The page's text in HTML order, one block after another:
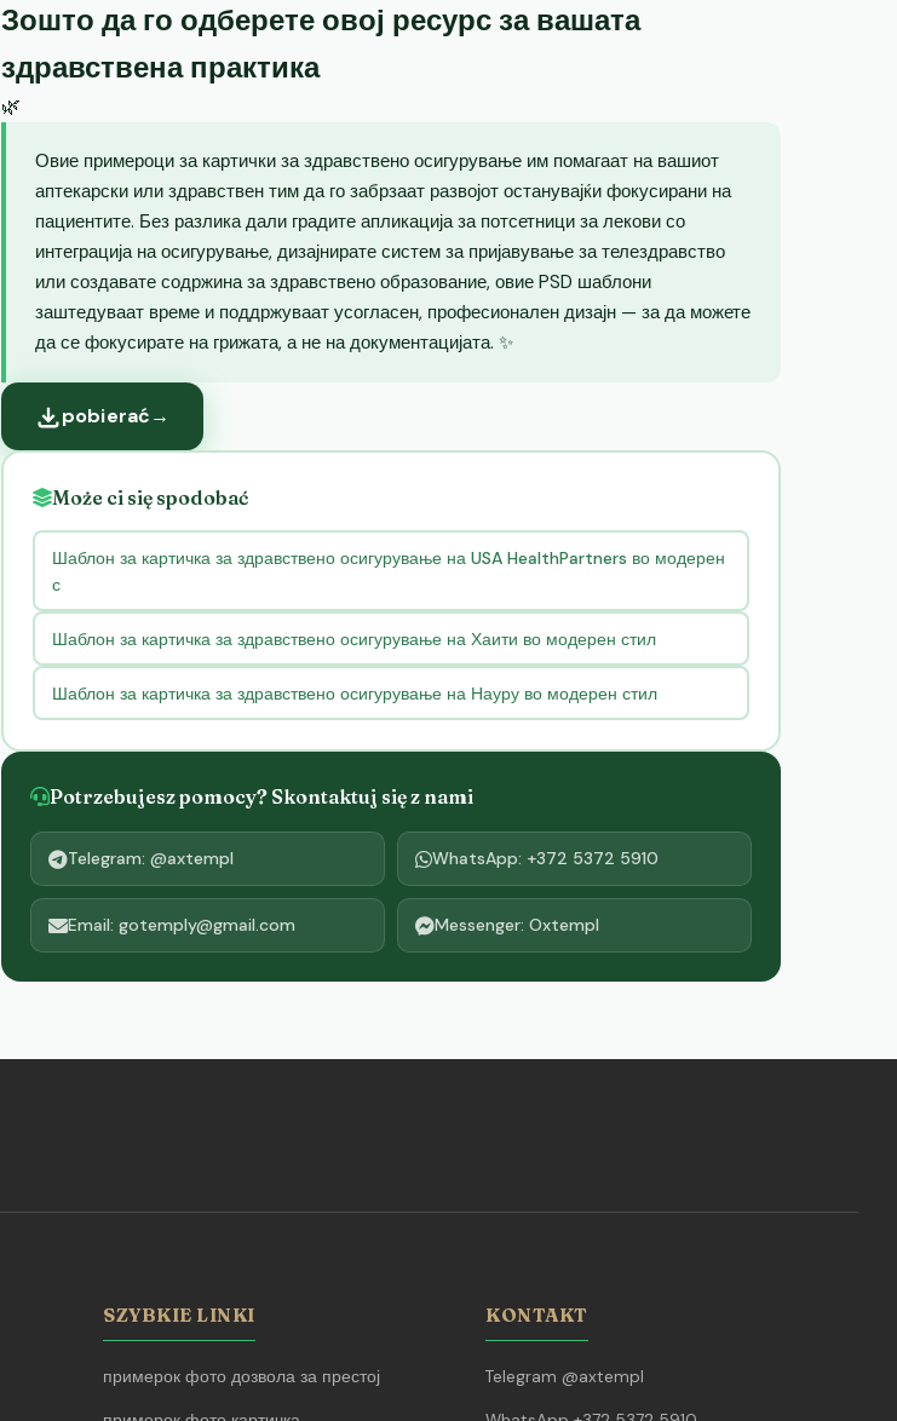
Зошто да го одберете овој ресурс за вашата
здравствена практика
🌿
Овие примероци за картички за здравствено осигурување им помагаат на вашиот
аптекарски или здравствен тим да го забрзаат развојот останувајќи фокусирани на
пациентите. Без разлика дали градите апликација за потсетници за лекови со
интеграција на осигурување, дизајнирате систем за пријавување за телездравство
или создавате содржина за здравствено образование, овие PSD шаблони
заштедуваат време и поддржуваат усогласен, професионален дизајн — за да можете
да се фокусирате на грижата, а не на документацијата. ✨
pobierać→
Może ci się spodobać
Шаблон за картичка за здравствено осигурување на USA HealthPartners во модерен
с
Шаблон за картичка за здравствено осигурување на Хаити во модерен стил
Шаблон за картичка за здравствено осигурување на Науру во модерен стил
Potrzebujesz pomocy? Skontaktuj się z nami
Telegram: @axtempl WhatsApp: +372 5372 5910
Email: gotemply@gmail.com Messenger: Oxtempl
SZYBKIE LINKI
примерок фото дозвола за престој
KONTAKT
Telegram @axtempl